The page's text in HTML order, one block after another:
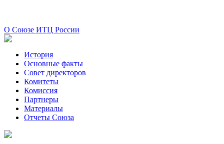
О Союзе ИТЦ России
История
Основные факты
Совет директоров
Комитеты
Комиссия
Партнеры
Материалы
Отчеты Союза